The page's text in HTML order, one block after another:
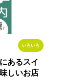
いろいろ
あるスイ
しいお店